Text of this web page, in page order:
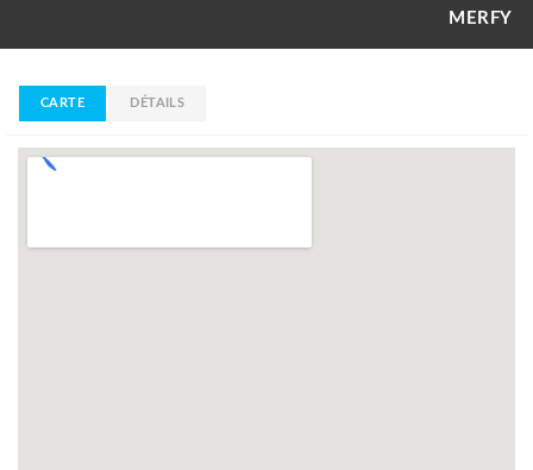
MERFY
CARTE DÉTAILS